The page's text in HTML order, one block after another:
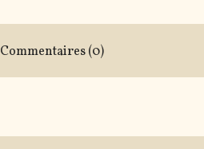
Commentaires (0)